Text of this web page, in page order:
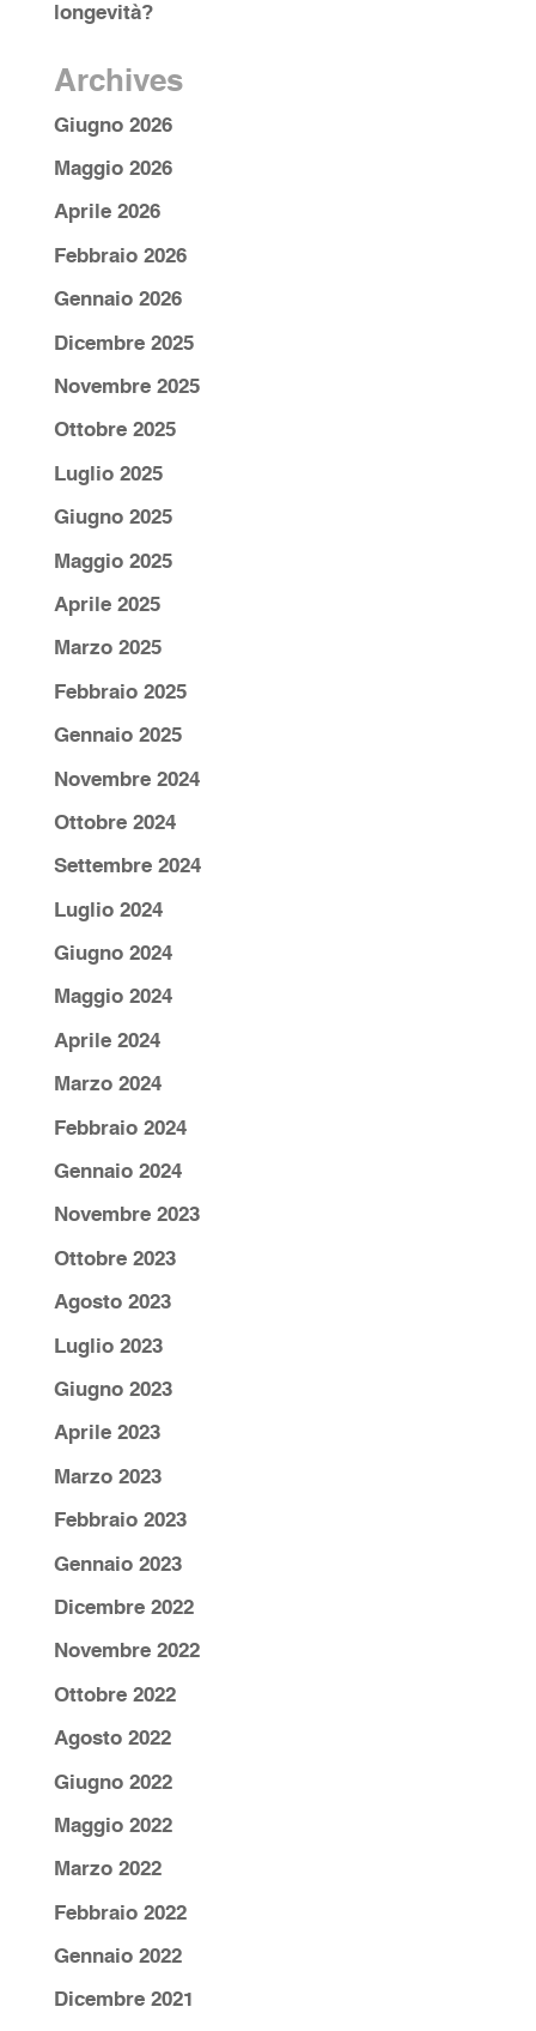
longevità?
Archives
Giugno 2026
Maggio 2026
Aprile 2026
Febbraio 2026
Gennaio 2026
Dicembre 2025
Novembre 2025
Ottobre 2025
Luglio 2025
Giugno 2025
Maggio 2025
Aprile 2025
Marzo 2025
Febbraio 2025
Gennaio 2025
Novembre 2024
Ottobre 2024
Settembre 2024
Luglio 2024
Giugno 2024
Maggio 2024
Aprile 2024
Marzo 2024
Febbraio 2024
Gennaio 2024
Novembre 2023
Ottobre 2023
Agosto 2023
Luglio 2023
Giugno 2023
Aprile 2023
Marzo 2023
Febbraio 2023
Gennaio 2023
Dicembre 2022
Novembre 2022
Ottobre 2022
Agosto 2022
Giugno 2022
Maggio 2022
Marzo 2022
Febbraio 2022
Gennaio 2022
Dicembre 2021